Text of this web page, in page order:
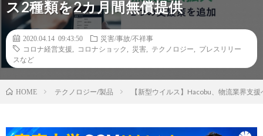
ス2種類を2カ月間無償提供
2020.04.14 09:43:50
災害/事故/不祥事
コロナ経営支援
コロナショック 災害 テクノロジー
プレスリリー
スなど
HOME テクノロジー/製品 【新型ウイルス】Hacobu、物流業界支